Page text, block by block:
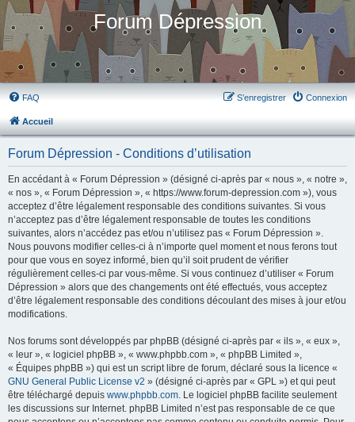
Forum Dépression
FAQ Connexion
S’enregistrer
Accueil
Forum Dépression - Conditions d’utilisation
En accédant à « Forum Dépression » (désigné ci-après par « nous », « notre »,
« nos », « Forum Dépression », « https://www.forum-depression.com »), vous
acceptez d’être légalement responsable des conditions suivantes. Si vous
n’acceptez pas d’être légalement responsable de toutes les conditions
suivantes, alors n’accédez pas et/ou n’utilisez pas « Forum Dépression ».
Nous pouvons modifier celles-ci à n’importe quel moment et nous ferons tout
pour que vous en soyez informé, bien qu’il soit prudent de vérifier
régulièrement celles-ci par vous-même. Si vous continuez d’utiliser « Forum
Dépression » alors que des changements ont été effectués, vous acceptez
d’être légalement responsable des conditions découlant des mises à jour et/ou
modifications.
Nos forums sont développés par phpBB (désigné ci-après par « ils », « eux »,
« leur », « logiciel phpBB », « www.phpbb.com », « phpBB Limited »,
« Équipes phpBB ») qui est un script libre de forum, déclaré sous la licence «
GNU General Public License v2 » (désigné ci-après par « GPL ») et qui peut
être téléchargé depuis www.phpbb.com. Le logiciel phpBB facilite seulement
les discussions sur Internet. phpBB Limited n’est pas responsable de ce que